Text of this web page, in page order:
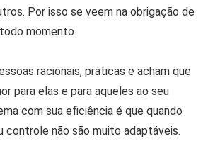
Por isso se veem na obrigação de
momento.
racionais, práticas e acham que
para elas e para aqueles ao seu
com sua eficiência é que quando
controle não são muito adaptáveis.